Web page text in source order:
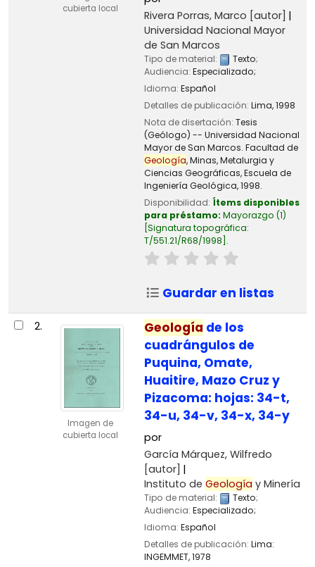
cubierta local
Rivera Porras, Marco [autor]
Universidad Nacional Mayor
de San Marcos
Tipo de material: Texto;
Audiencia: Especializado;
Idioma: Español
Detalles de publicación: Lima,1998
Nota de disertación: Tesis
(Geólogo) -- Universidad Nacional
Mayor de San Marcos. Facultad de
Geología, Minas, Metalurgia y
Ciencias Geográficas, Escuela de
Ingeniería Geológica, 1998.
Disponibilidad: Ítems disponibles
para préstamo: Mayorazgo (1)
Signatura topográfica:
T/551.21/R68/1998 .
Guardar en listas
2.
Imagen de
cubierta local
Geología de los
cuadrángulos de
Puquina, Omate,
Huaitire, Mazo Cruz y
Pizacoma: hojas: 34-t,
34-u, 34-v, 34-x, 34-y
por
García Márquez, Wilfredo
[autor]
Instituto de Geología y Minería
Tipo de material: Texto;
Audiencia: Especializado;
Idioma: Español
Detalles de publicación: Lima:
INGEMMET,1978